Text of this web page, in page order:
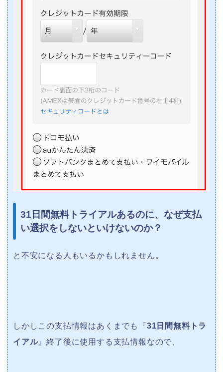
31日間無料トライアルあるのに、なぜ支払
い選択をしないといけないのか？
と不安になる人もいるかもしれません。
しかしこの支払情報はあくまでも『31日間無料トラ
イアル』終了後に使用する支払情報なので、